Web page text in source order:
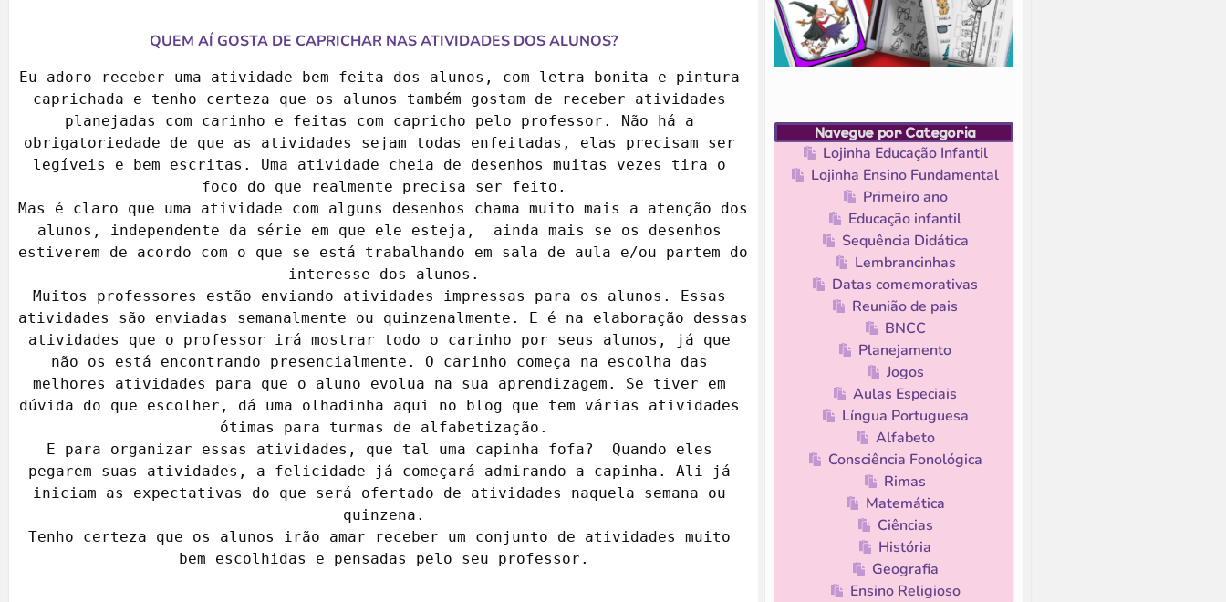
QUEM AÍ GOSTA DE CAPRICHAR NAS ATIVIDADES DOS ALUNOS?
Eu adoro receber uma atividade bem feita dos alunos, com letra bonita e pintura
caprichada e tenho certeza que os alunos também gostam de receber atividades
planejadas com carinho e feitas com capricho pelo professor. Não há a
obrigatoriedade de que as atividades sejam todas enfeitadas, elas precisam ser
legíveis e bem escritas. Uma atividade cheia de desenhos muitas vezes tira o
foco do que realmente precisa ser feito.
Mas é claro que uma atividade com alguns desenhos chama muito mais a atenção dos
alunos, independente da série em que ele esteja,  ainda mais se os desenhos
estiverem de acordo com o que se está trabalhando em sala de aula e/ou partem do
interesse dos alunos.
Muitos professores estão enviando atividades impressas para os alunos. Essas
atividades são enviadas semanalmente ou quinzenalmente. E é na elaboração dessas
atividades que o professor irá mostrar todo o carinho por seus alunos, já que
não os está encontrando presencialmente. O carinho começa na escolha das
melhores atividades para que o aluno evolua na sua aprendizagem. Se tiver em
dúvida do que escolher, dá uma olhadinha aqui no blog que tem várias atividades
ótimas para turmas de alfabetização.
E para organizar essas atividades, que tal uma capinha fofa?  Quando eles
pegarem suas atividades, a felicidade já começará admirando a capinha. Ali já
iniciam as expectativas do que será ofertado de atividades naquela semana ou
quinzena.
Tenho certeza que os alunos irão amar receber um conjunto de atividades muito
bem escolhidas e pensadas pelo seu professor.
Navegue por Categoria
Lojinha Educação Infantil
Lojinha Ensino Fundamental
Primeiro ano
Educação infantil
Sequência Didática
Lembrancinhas
Datas comemorativas
Reunião de pais
BNCC
Planejamento
Jogos
Aulas Especiais
Língua Portuguesa
Alfabeto
Consciência Fonológica
Rimas
Matemática
Ciências
História
Geografia
Ensino Religioso